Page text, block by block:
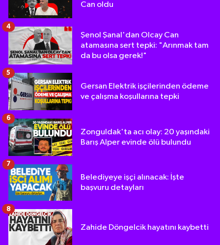
Can oldu
Şenol Şanal'dan Olcay Can
atamasına sert tepki: "Arınmak tam
da bu olsa gerek!"
4
Gersan Elektrik işçilerinden ödeme
ve çalışma koşullarına tepki
5
Zonguldak'ta acı olay: 20 yaşındaki
Barış Alper evinde ölü bulundu
6
Belediyeye işçi alınacak: İşte
başvuru detayları
7
Zahide Döngelcik hayatını kaybetti
8